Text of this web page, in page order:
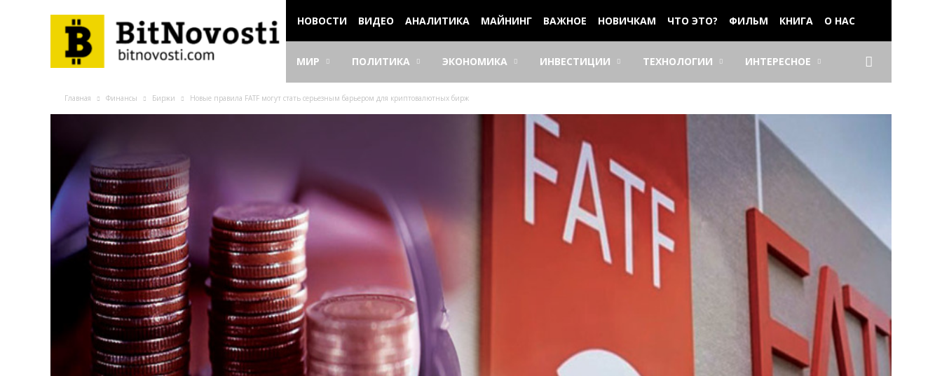
НОВОСТИ ВИДЕО АНАЛИТИКА МАЙНИНГ ВАЖНОЕ НОВИЧКАМ ЧТО ЭТО? ФИЛЬМ КНИГА О НАС
МИР ПОЛИТИКА ЭКОНОМИКА ИНВЕСТИЦИИ ТЕХНОЛОГИИ ИНТЕРЕСНОЕ
Главная Финансы Биржи Новые правила FATF могут стать серьезным барьером для криптовалютных бирж